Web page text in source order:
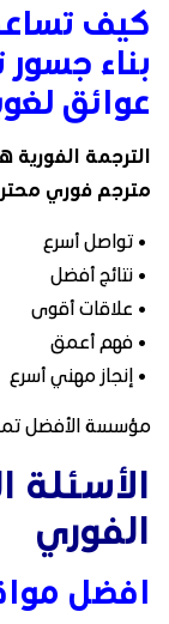
كيف
بناء
عوائق
الترجمة
مترجم فوري
• تواصل أسرع
• نتائج أفضل
• علاقات أقوى
• فهم أعمق
• إنجاز مهني أسرع
مؤسسة الأفضل
الأسئلة
الفوري
افضل